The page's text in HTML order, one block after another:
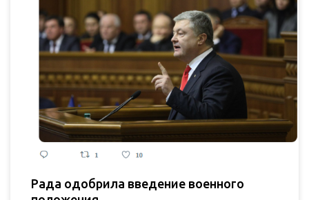
Рада одобрила введение военного